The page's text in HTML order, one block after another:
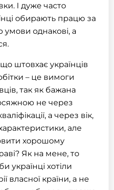
І дуже часто
обирають працю за
умови однакові, а
штовхає українців
– це вимоги
так як бажана
не через
а через вік,
але
хорошому
Як на мене, то
українці хотіли
власної країни, а не